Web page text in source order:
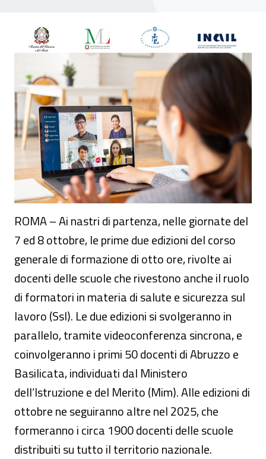
Sicurezza a scuola, al via il corso di
ROMA – Ai nastri di partenza, nelle giornate del
7 ed 8 ottobre, le prime due edizioni del corso
generale di formazione di otto ore, rivolte ai
docenti delle scuole che rivestono anche il ruolo
di formatori in materia di salute e sicurezza sul
lavoro (Ssl). Le due edizioni si svolgeranno in
parallelo, tramite videoconferenza sincrona, e
coinvolgeranno i primi 50 docenti di Abruzzo e
Basilicata, individuati dal Ministero
dell’Istruzione e del Merito (Mim). Alle edizioni di
ottobre ne seguiranno altre nel 2025, che
formeranno i circa 1900 docenti delle scuole
distribuiti su tutto il territorio nazionale.